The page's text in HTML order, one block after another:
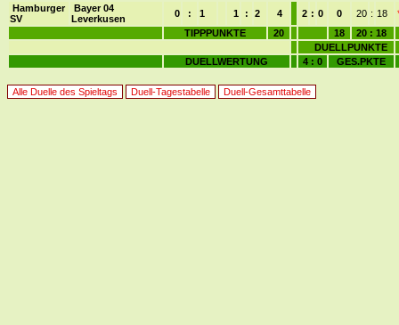
Hamburger
SV
Bayer 04
Leverkusen
0 : 1 1 : 2 4 2 : 0 0 20 : 18
TIPPPUNKTE
20 18
20 : 18
DUELLPUNKTE
DUELLWERTUNG
4 : 0 GES.PKTE
Alle Duelle des Spieltags Duell-Tagestabelle Duell-Gesamttabelle